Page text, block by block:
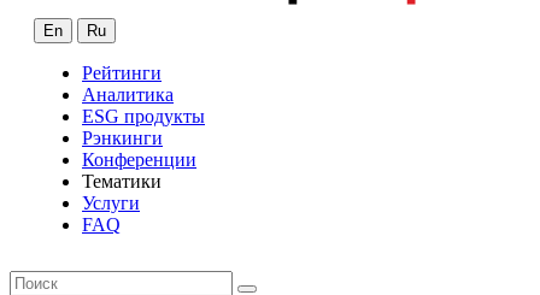
En Ru
Рейтинги
Аналитика
ESG продукты
Рэнкинги
Конференции
Тематики
Услуги
FAQ